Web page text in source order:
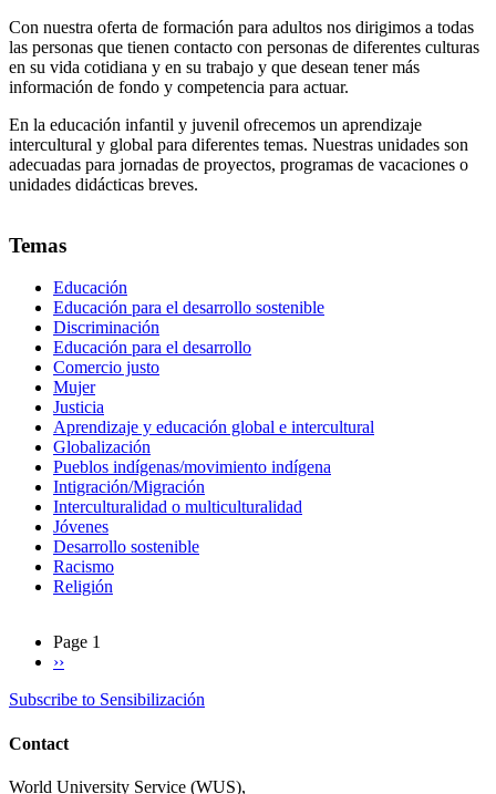
Con nuestra oferta de formación para adultos nos dirigimos a todas
las personas que tienen contacto con personas de diferentes culturas
en su vida cotidiana y en su trabajo y que desean tener más
información de fondo y competencia para actuar.
En la educación infantil y juvenil ofrecemos un aprendizaje
intercultural y global para diferentes temas. Nuestras unidades son
adecuadas para jornadas de proyectos, programas de vacaciones o
unidades didácticas breves.
Temas
Educación
Educación para el desarrollo sostenible
Discriminación
Educación para el desarrollo
Comercio justo
Mujer
Justicia
Aprendizaje y educación global e intercultural
Globalización
Pueblos indígenas/movimiento indígena
Intigración/Migración
Interculturalidad o multiculturalidad
Jóvenes
Desarrollo sostenible
Racismo
Religión
Pagination
Page 1
Next
››
Subscribe to Sensibilización
Contact
World University Service (WUS),